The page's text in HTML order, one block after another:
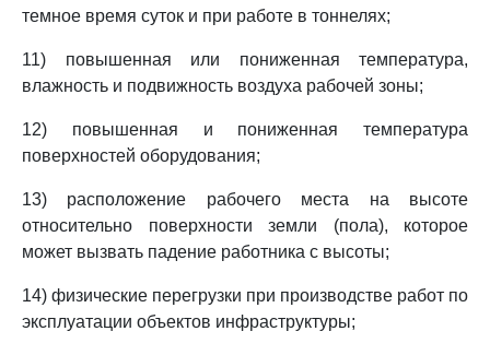
темное время суток и при работе в тоннелях;
11) повышенная или пониженная температура,
влажность и подвижность воздуха рабочей зоны;
12) повышенная и пониженная температура
поверхностей оборудования;
13) расположение рабочего места на высоте
относительно поверхности земли (пола), которое
может вызвать падение работника с высоты;
14) физические перегрузки при производстве работ по
эксплуатации объектов инфраструктуры;